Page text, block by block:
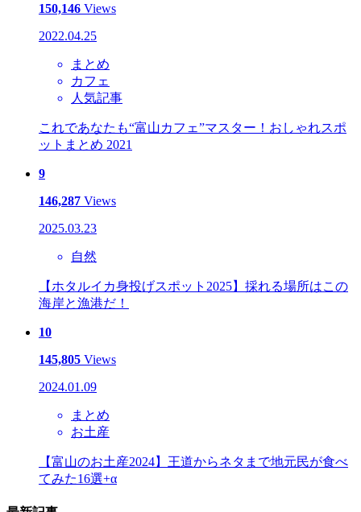
150,146 Views
2022.04.25
まとめ
カフェ
人気記事
これであなたも“富山カフェ”マスター！おしゃれスポ
ットまとめ 2021
9
146,287 Views
2025.03.23
自然
【ホタルイカ身投げスポット2025】採れる場所はこの
海岸と漁港だ！
10
145,805 Views
2024.01.09
まとめ
お土産
【富山のお土産2024】王道からネタまで地元民が食べ
てみた16選+α